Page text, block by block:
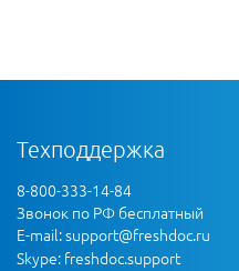
Техподдержка
8-800-333-14-84
Звонок по РФ бесплатный
E-mail:support@freshdoc.ru
Skype: freshdoc.support